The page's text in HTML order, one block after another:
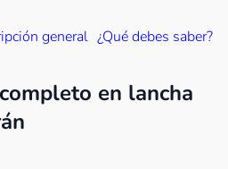
general ¿Qué debes saber?
en lancha